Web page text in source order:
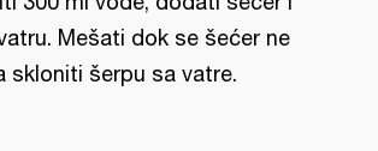
Mešati dok se šećer ne
skloniti šerpu sa vatre.